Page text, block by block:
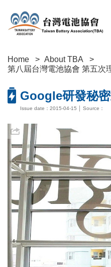
Home
About TBA
第八屆台灣電池協會 第五次
Google研發秘
Issue date：2015-04-15 │ Source：